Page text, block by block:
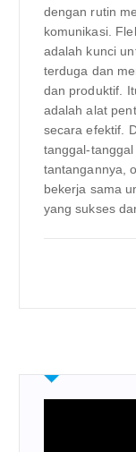
dengan rutin
komunikasi.
adalah kunci
terduga dan
dan produktif.
adalah alat
secara efektif.
tanggal-
tantangannya,
bekerja sama
yang sukses